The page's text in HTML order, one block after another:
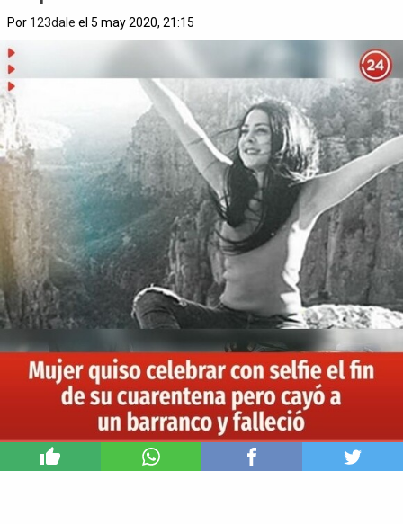
Por 123dale el 5 may 2020, 21:15